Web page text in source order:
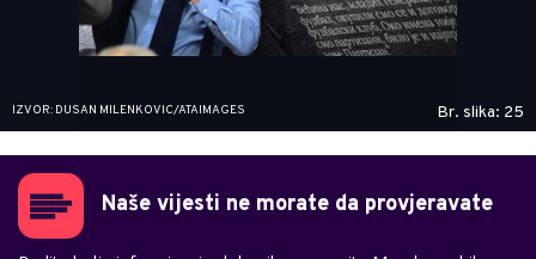
IZVOR: DUSAN MILENKOVIC/ATAIMAGES Br. slika: 25
Naše vijesti ne morate da provjeravate